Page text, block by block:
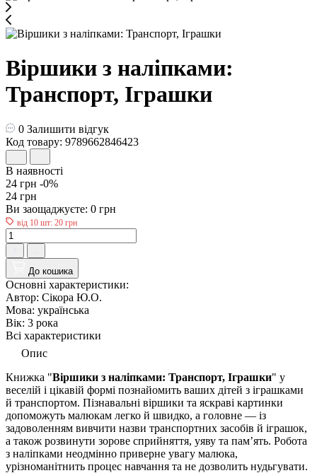
Віршики з наліпками:
Транспорт, Іграшки
0 Залишити відгук
Код товару: 9789662846423
В наявності
24 грн -0%
24 грн
Ви заощаджуєте: 0 грн
від 10 шт: 20 грн
До кошика
Основні характеристики:
Автор: Сікора Ю.О.
Мова: українська
Вік: 3 рока
Всі характеристики
Опис
Книжка "Віршики з наліпками: Транспорт, Іграшки" у
веселій і цікавій формі познайомить ваших дітей з іграшками
й транспортом. Пізнавальні віршики та яскраві картинки
допоможуть малюкам легко й швидко, а головне — із
задоволенням вивчити назви транспортних засобів й іграшок,
а також розвинути зорове сприйняття, уяву та пам’ять. Робота
з наліпками неодмінно приверне увагу малюка,
урізноманітнить процес навчання та не дозволить нудьгувати.